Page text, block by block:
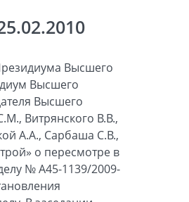
инспекция исходила из отсутствия оснований для учета в составе внереализационных расходов сумм, уплаченных обществом контрагентам при расторжении договоров об уступке прав. Как установлено судами и следует из материалов дела, общество 30.08.2005 заключило с Власовым О.И. договор об уступке прав, в силу которого приняло на себя обязательство передать ему права инвестора в отношении нежилых помещений площадью 230 кв. метров, подлежащих передаче обществу по договору от 30.08.2005 № 10-КП об инвестиционной деятельности, после исполнения Власовым О.И. обязательства по оплате указанного права в сумме 13 800 000 рублей. Аналогичный договор о передаче прав инвестора после получения оплаты за уступаемое право в сумме 1 350 000 рублей был заключен обществом 14.06.2006 с Турчинским В.И. в отношении нежилых помещений площадью 30 кв. метров, подлежащих передаче обществу по договору об инвестиционной деятельности от 15.12.2005 № 15-КП. Факт исполнения Власовым О.И. и Турчинским В.И. обязательств по оплате приобретаемых прав по упомянутым договорам инспекцией не оспаривался. В дальнейшем общество расторгло договоры об уступке прав, заключив с контрагентами соглашения о расторжении от 01.11.2006 и от 11.05.2007. По условиям соглашения от 01.11.2006 общество обязалось выплатить Власову О.И. стоимость права, подлежавшего передаче обществом на основании расторгнутого договора, в размере 13 800 000 рублей и компенсацию в сумме 3 646 000 рублей. Аналогичные обязательства общество приняло и по соглашению от 11.05.2007, обязавшись выплатить Турчинскому В.И. 1 800 000 рублей. Инспекция квалифицировала выплаченные Власову О.И. и Турчинскому В.И. суммы в той части, в которой они превышали стоимость прав, обязательство по уступке которых было принято обществом на основании расто